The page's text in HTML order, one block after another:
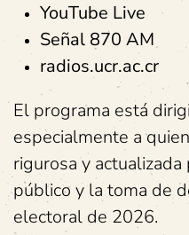
YouTube Live
Señal 870 AM
radios.ucr.ac.cr
El programa está
especialmente a
rigurosa y
público y la toma de
electoral de 2026.